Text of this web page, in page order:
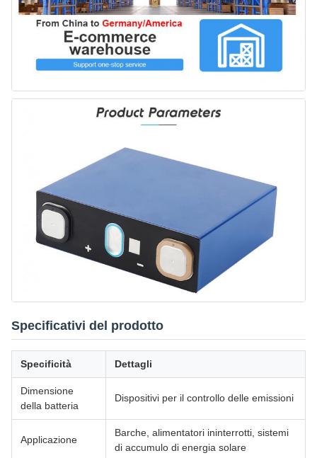
Specificativi del prodotto
Specificità Dettagli
Dimensione
della batteria
Dispositivi per il controllo delle emissioni
Applicazione
Barche, alimentatori ininterrotti, sistemi
di accumulo di energia solare